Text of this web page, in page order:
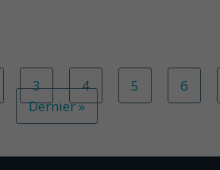
3 4 5
6
Dernier »